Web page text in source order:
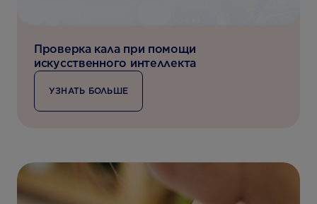
Проверка кала при помощи
искусственного интеллекта
УЗНАТЬ БОЛЬШЕ